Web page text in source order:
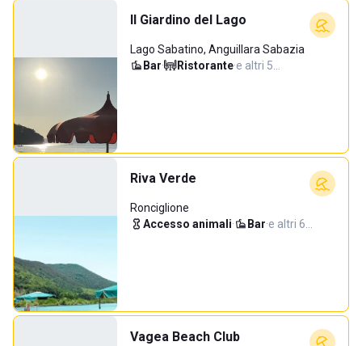
Il Giardino del Lago
Lago Sabatino, Anguillara Sabazia
Bar· Ristorante·e altri 5…
Riva Verde
Ronciglione
Accesso animali· Bar·e altri 6…
Vagea Beach Club